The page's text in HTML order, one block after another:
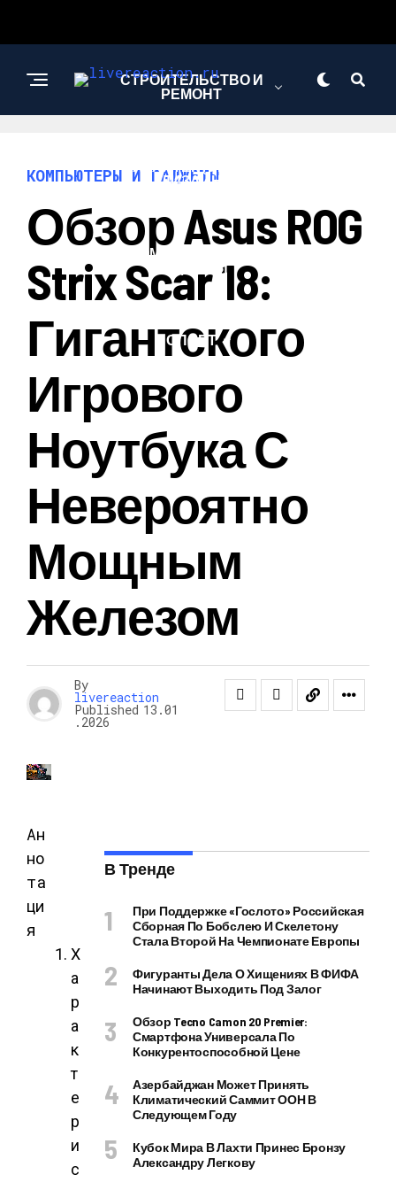
СТРОИТЕЛЬСТВО И
РЕМОНТ
АРХИТЕКТУРА И
ДИЗАЙН
КОМПЬЮТЕРЫ И
ГАДЖЕТЫ
СПОРТ
КОМПЬЮТЕРЫ И ГАДЖЕТЫ
Обзор Asus ROG
Strix Scar 18:
Гигантского
Игрового
Ноутбука С
Невероятно
Мощным
Железом
By
livereaction
Published 13.01
.2026
Ан
но
та
ци
я
Х
а
р
а
к
т
е
р
и
с
В Тренде
При Поддержке «Гослото» Российская
Сборная По Бобслею И Скелетону
Стала Второй На Чемпионате Европы
Фигуранты Дела О Хищениях В ФИФА
Начинают Выходить Под Залог
Обзор Tecno Camon 20 Premier:
Смартфона Универсала По
Конкурентоспособной Цене
Азербайджан Может Принять
Климатический Саммит ООН В
Следующем Году
Кубок Мира В Лахти Принес Бронзу
Александру Легкову